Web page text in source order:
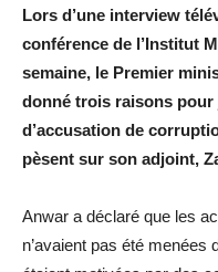
Lors d’une interview
conférence de l’Institut
semaine, le Premier
donné trois raisons pour
d’accusation de
pèsent sur son adjoint,
Anwar a déclaré que les
n’avaient pas été menées